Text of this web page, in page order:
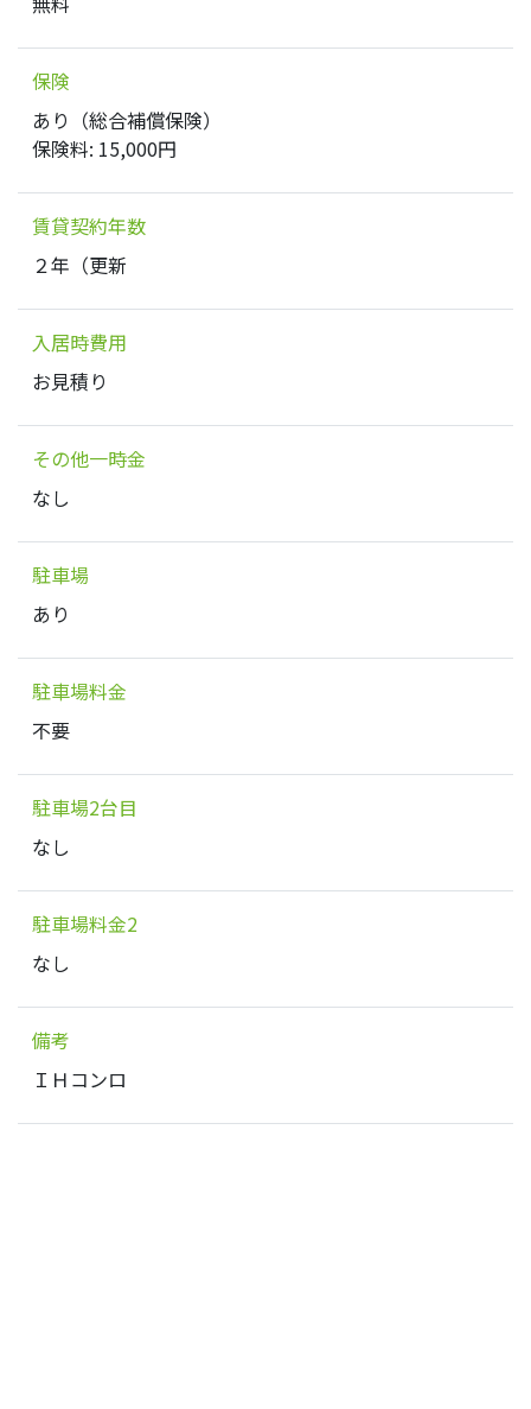
保険
あり（総合補償保険）
保険料: 15,000円
賃貸契約年数
２年（更新
入居時費用
お見積り
その他一時金
なし
駐車場
あり
駐車場料金
不要
駐車場2台目
なし
駐車場料金2
なし
備考
ＩＨコンロ